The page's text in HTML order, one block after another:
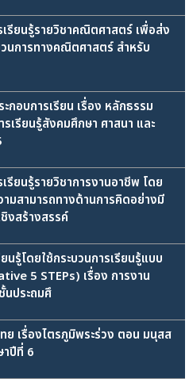
รียนรู้รายวิชาคณิตศาสตร์ เพื่อส่ง
นการทางคณิตศาสตร์ สำหรับ
กอบการเรียน เรื่อง หลักธรรม
เรียนรู้สังคมศึกษา ศาสนา และ
ยนรู้รายวิชาการงานอาชีพ โดย
มสามารถทางด้านการคิดอย่างมี
งสร้างสรรค์
รู้โดยใช้กระบวนการเรียนรู้แบบ
5 STEPs) เรื่อง การงาน
นประถมศึ
ย เรื่องไตรภูมิพระร่วง ตอน มนุสส
ปีที่ 6